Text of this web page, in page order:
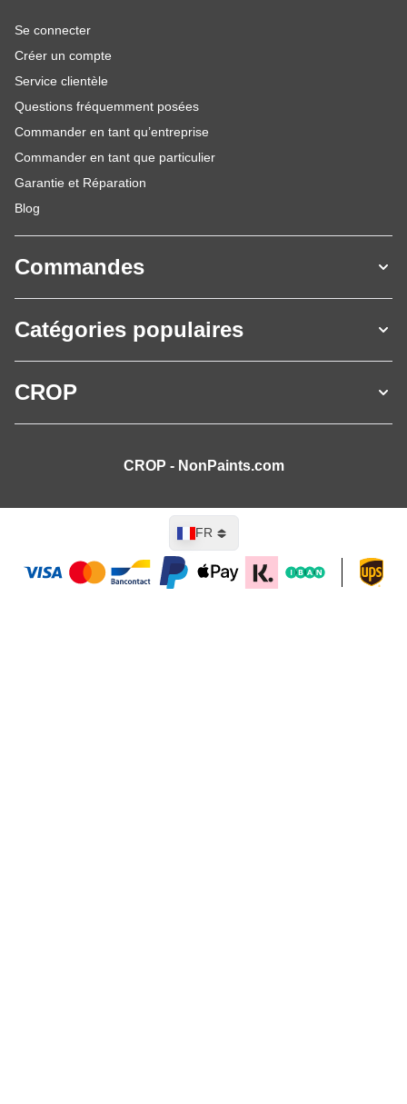
Se connecter
Créer un compte
Service clientèle
Questions fréquemment posées
Commander en tant qu’entreprise
Commander en tant que particulier
Garantie et Réparation
Blog
Commandes
Catégories populaires
CROP
CROP - NonPaints.com
Langue
FR